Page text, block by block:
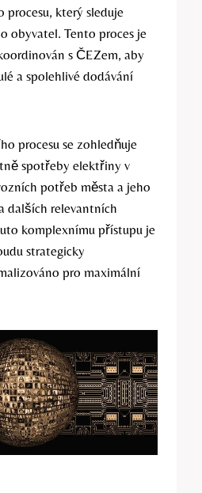
procesu, který sleduje
obyvatel. Tento proces je
s ČEZem, aby
a spolehlivé dodávání
procesu se zohledňuje
spotřeby elektřiny v
potřeb města a jeho
dalších relevantních
komplexnímu přístupu je
strategicky
pro maximální